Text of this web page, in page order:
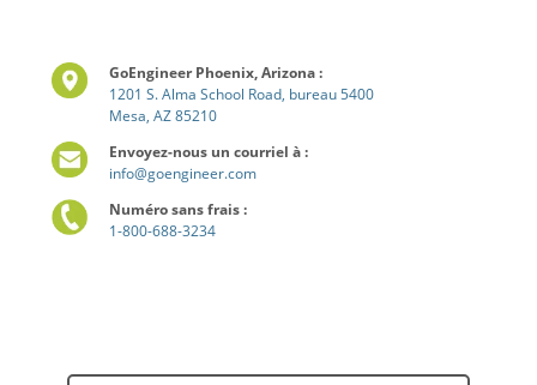
GoEngineer Phoenix, Arizona :
1201 S. Alma School Road, bureau 5400
Mesa, AZ 85210
Envoyez-nous un courriel à :
info@goengineer.com
Numéro sans frais :
1-800-688-3234